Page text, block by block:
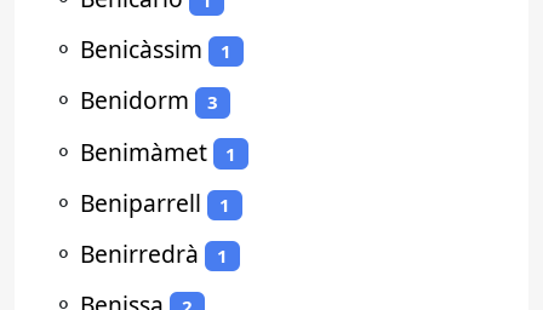
⚬ Benicàssim 1
⚬ Benidorm 3
⚬ Benimàmet 1
⚬ Beniparrell 1
⚬ Benirredrà 1